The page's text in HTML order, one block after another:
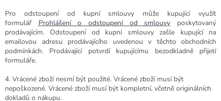
Pro odstoupení od kupní smlouvy může kupující využít
formulář Prohlášení o odstoupení od smlouvy poskytovaný
prodávajícím. Odstoupení od kupní smlouvy zašle kupující na
emailovou adresu prodávajícího uvedenou v těchto obchodních
podmínkách. Prodávající potvrdí kupujícímu bezodkladně přijetí
formuláře.
4. Vrácené zboží nesmí být použité. Vrácené zboží musí být
nepoškozené. Vrácené zboží musí být kompletní, včetně originálních
dokladů o nákupu.